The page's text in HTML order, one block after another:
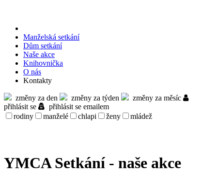
Manželská setkání
Dům setkání
Naše akce
Knihov­nička
O nás
Kontakty
změny za den změny za týden
změny za měsíc
přihlásit se
přihlásit se emailem
rodiny
manželé chlapi ženy mládež
YMCA Setkání - naše akce